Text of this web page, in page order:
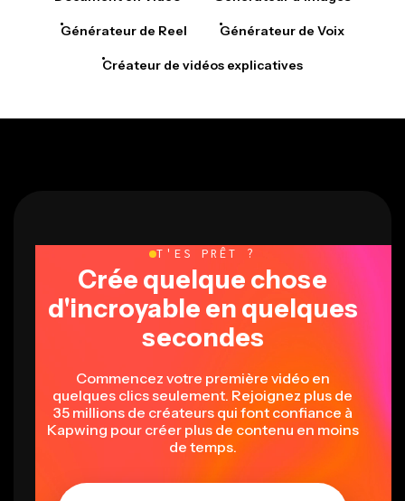
Générateur de Reel Générateur de Voix
Créateur de vidéos explicatives
T'ES PRÊT ?
Crée quelque chose
d'incroyable en quelques
secondes
Commencez votre première vidéo en
quelques clics seulement. Rejoignez plus de
35 millions de créateurs qui font confiance à
Kapwing pour créer plus de contenu en moins
de temps.